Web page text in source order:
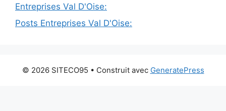
Entreprises Val D'Oise:
Posts Entreprises Val D'Oise:
© 2026 SITECO95 • Construit avec GeneratePress